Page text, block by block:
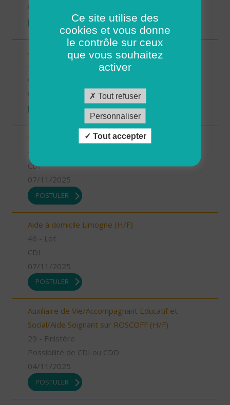
Aide-soignant.e Limogne en Quercy (H/F)
Responsable du développement (H/F)
CDI
07/11/2025
POSTULER
Aide à domicile Limogne (H/F)
46 - Lot
CDI
07/11/2025
POSTULER
Auxiliaire de Vie/Accompagnant Educatif et
Social/Aide Soignant sur ROSCOFF (H/F)
29 - Finistère
Possibilité de CDI ou CDD
04/11/2025
POSTULER
Ce site utilise des
cookies et vous donne
le contrôle sur ceux
que vous souhaitez
activer
Tout refuser
Personnaliser
Tout accepter